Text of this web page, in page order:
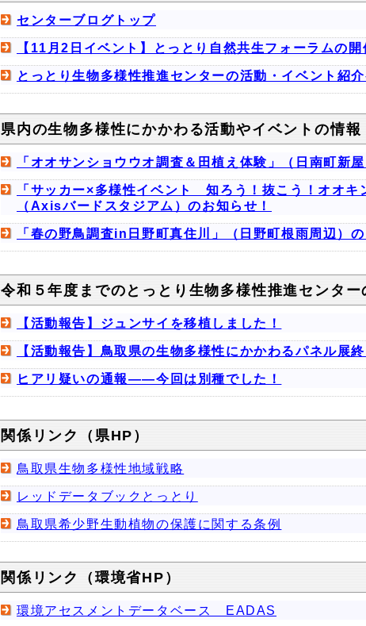
センターブログトップ
【11月2日イベント】とっとり自然共生フォーラムの開
とっとり生物多様性推進センターの活動・イベント紹
県内の生物多様性にかかわる活動やイベントの情報
「オオサンショウウオ調査＆田植え体験」（日南町新
「サッカー×多様性イベント 知ろう！抜こう！オオ
（Axisバードスタジアム）のお知らせ！
「春の野鳥調査in日野町真住川」（日野町根雨周辺）の
令和５年度までのとっとり生物多様性推進センター
【活動報告】ジュンサイを移植しました！
【活動報告】鳥取県の生物多様性にかかわるパネル展終
ヒアリ疑いの通報――今回は別種でした！
関係リンク（県HP）
鳥取県生物多様性地域戦略
レッドデータブックとっとり
鳥取県希少野生動植物の保護に関する条例
関係リンク（環境省HP）
環境アセスメントデータベース EADAS